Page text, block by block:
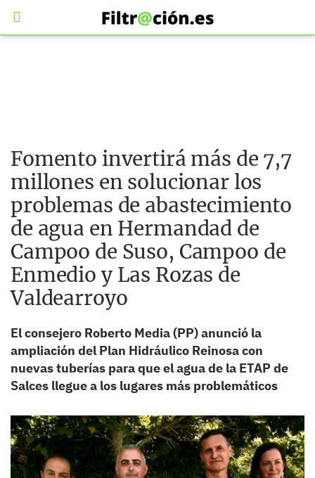
Fomento invertirá más de 7,7
millones en solucionar los
problemas de abastecimiento
de agua en Hermandad de
Campoo de Suso, Campoo de
Enmedio y Las Rozas de
Valdearroyo
El consejero Roberto Media (PP) anunció la
ampliación del Plan Hidráulico Reinosa con
nuevas tuberías para que el agua de la ETAP de
Salces llegue a los lugares más problemáticos